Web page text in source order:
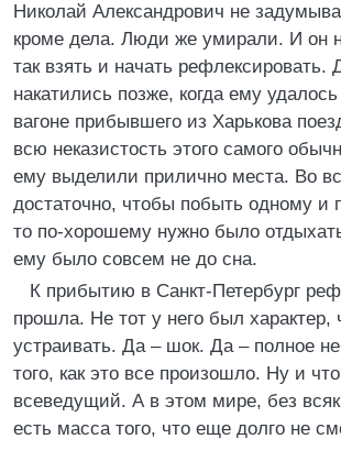
Николай Александрович не
кроме дела. Люди же умирали. И он
так взять и начать
накатились позже, когда ему
вагоне прибывшего из Харькова
всю неказистость этого самого
ему выделили прилично места. Во
достаточно, чтобы побыть одному и
то по-хорошему нужно было
ему было совсем не до сна.
К прибытию в Санкт-Петербург
прошла. Не тот у него был характер,
устраивать. Да – шок. Да – полное
того, как это все произошло. Ну и
всеведущий. А в этом мире, без
есть масса того, что еще долго не